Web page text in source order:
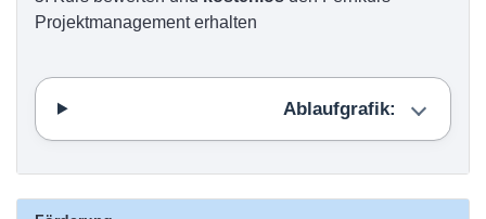
Projektmanagement erhalten
Ablaufgrafik: